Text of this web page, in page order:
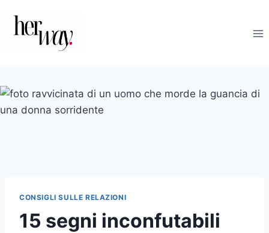
contenuto
CONSIGLI SULLE RELAZIONI
15 segni inconfutabili